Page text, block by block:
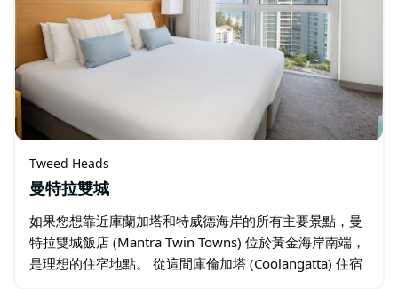
Tweed Heads
曼特拉雙城
如果您想靠近庫蘭加塔和特威德海岸的所有主要景點，曼
特拉雙城飯店 (Mantra Twin Towns) 位於黃金海岸南端，
是理想的住宿地點。 從這間庫倫加塔 (Coolangatta) 住宿